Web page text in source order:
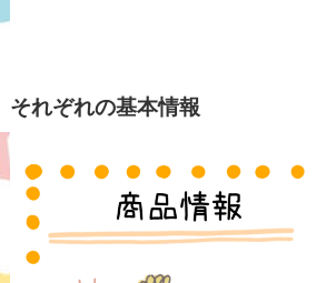
それぞれの基本情報